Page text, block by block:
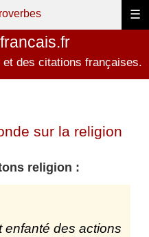
☰
des citations françaises.
sur la religion
religion :
enfanté des actions